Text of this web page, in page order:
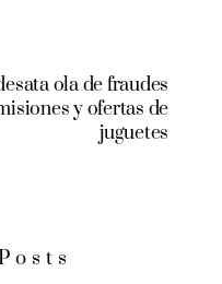
ola de fraudes
y ofertas de
juguetes